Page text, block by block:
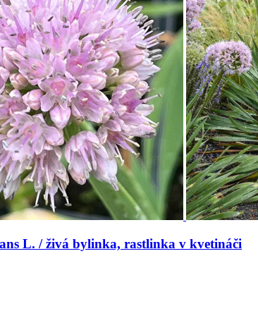
L. / živá bylinka, rastlinka v kvetináči